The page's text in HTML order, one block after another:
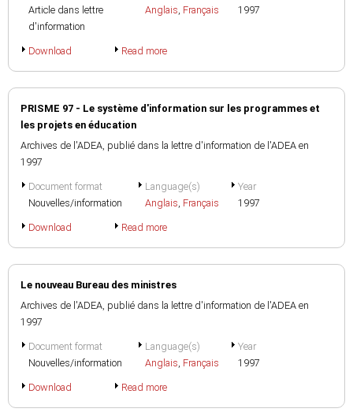
Article dans lettre
d'information
Anglais, Français
1997
Download Read more
PRISME 97 - Le système d'information sur les programmes et
les projets en éducation
Archives de l'ADEA, publié dans la lettre d'information de l'ADEA en
1997
Document format
Nouvelles/information
Language(s)
Anglais, Français
Year
1997
Download Read more
Le nouveau Bureau des ministres
Archives de l'ADEA, publié dans la lettre d'information de l'ADEA en
1997
Document format
Nouvelles/information
Language(s)
Anglais, Français
Year
1997
Download Read more